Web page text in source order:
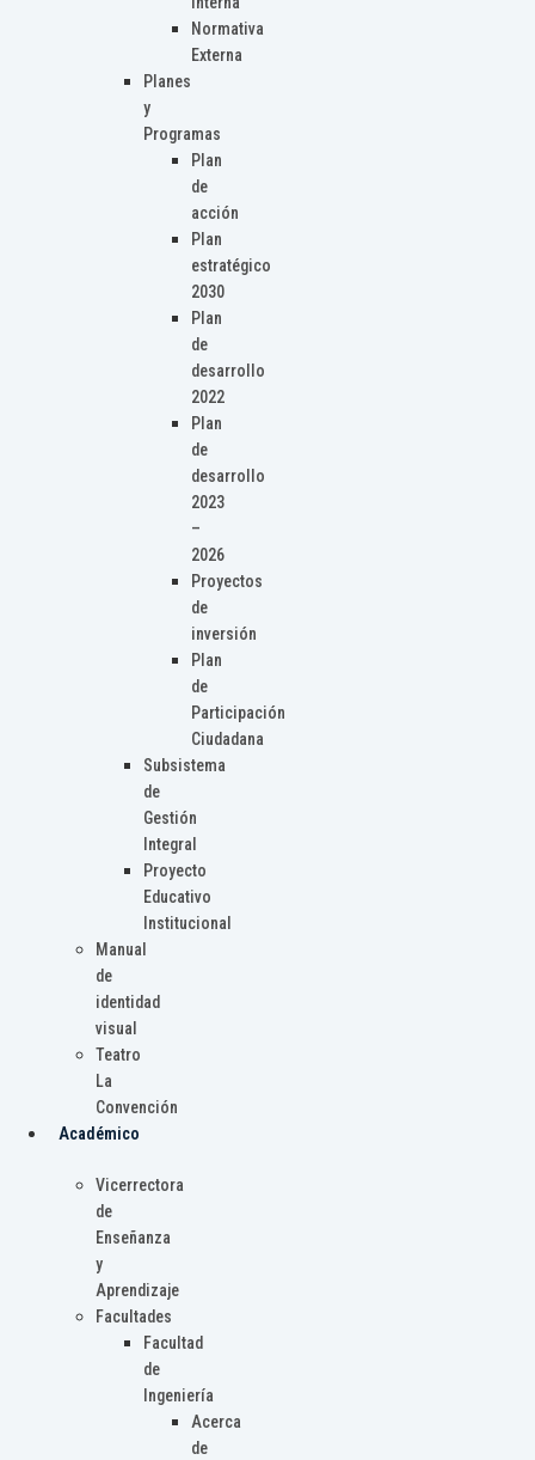
Normativa
Externa
Planes
y
Programas
Plan
de
acción
Plan
estratégico
2030
Plan
de
desarrollo
2022
Plan
de
desarrollo
2023
–
2026
Proyectos
de
inversión
Plan
de
Participación
Ciudadana
Subsistema
de
Gestión
Integral
Proyecto
Educativo
Institucional
Manual
de
identidad
visual
Teatro
La
Convención
Académico
Vicerrectora
de
Enseñanza
y
Aprendizaje
Facultades
Facultad
de
Ingeniería
Acerca
de